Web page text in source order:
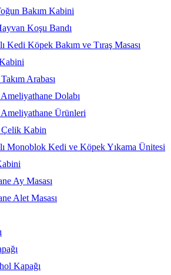
Bakım Kabini
Koşu Bandı
Kedi Köpek Bakım ve Tıraş Masası
Arabası
Dolabı
Ameliyathane Ürünleri
Çelik Kabin
Monoblok Kedi ve Köpek Yıkama Ünitesi
Ay Masası
Alet Masası
Kapağı